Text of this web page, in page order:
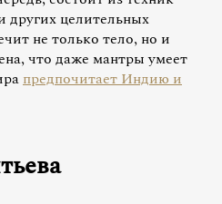
других целительных
не только тело, но и
что даже мантры умеет
предпочитает Индию и